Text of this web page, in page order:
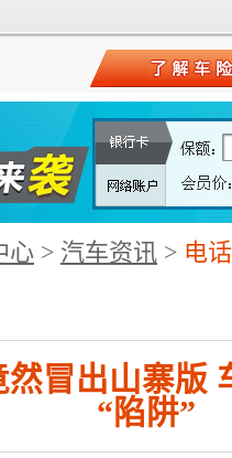
心 > 汽车资讯 > 电
然冒出山寨版
“陷阱”